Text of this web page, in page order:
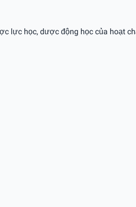
lực học, dược động học của hoạt